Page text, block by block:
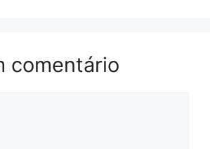
comentário